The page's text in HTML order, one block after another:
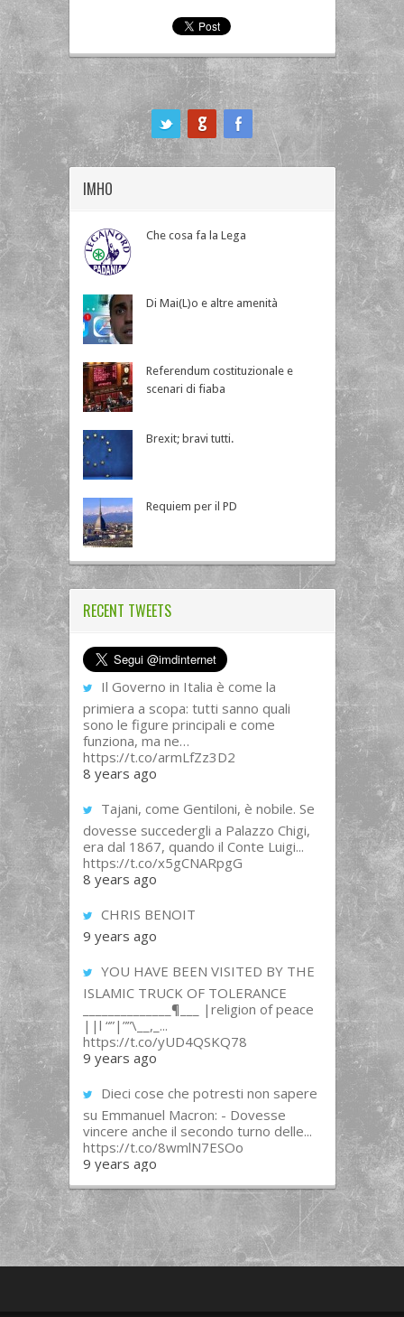
IMHO
Che cosa fa la Lega
Di Mai(L)o e altre amenità
Referendum costituzionale e
scenari di fiaba
Brexit; bravi tutti.
Requiem per il PD
RECENT TWEETS
Il Governo in Italia è come la
primiera a scopa: tutti sanno quali
sono le figure principali e come
funziona, ma ne…
https://t.co/armLfZz3D2
8 years ago
Tajani, come Gentiloni, è nobile. Se
dovesse succedergli a Palazzo Chigi,
era dal 1867, quando il Conte Luigi...
https://t.co/x5gCNARpgG
8 years ago
CHRIS BENOIT
9 years ago
YOU HAVE BEEN VISITED BY THE
ISLAMIC TRUCK OF TOLERANCE
______________¶___ |religion of peace
||l “”|””\__,_...
https://t.co/yUD4QSKQ78
9 years ago
Dieci cose che potresti non sapere
su Emmanuel Macron: - Dovesse
vincere anche il secondo turno delle...
https://t.co/8wmlN7ESOo
9 years ago